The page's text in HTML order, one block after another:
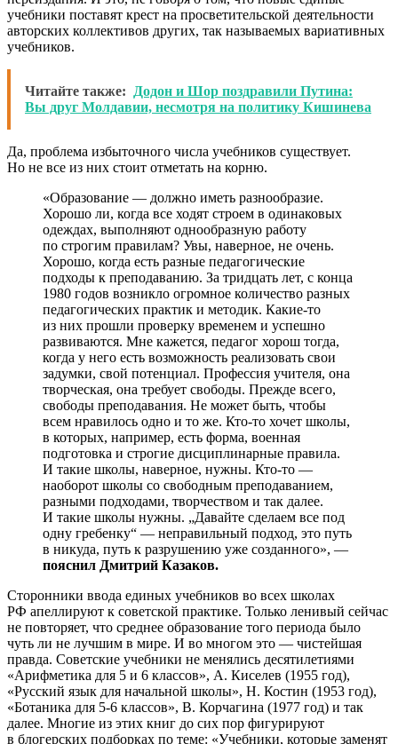
учебники поставят крест на просветительской деятельности
авторских коллективов других, так называемых вариативных
учебников.
Читайте также: Додон и Шор поздравили Путина:
Вы друг Молдавии, несмотря на политику Кишинева
Да, проблема избыточного числа учебников существует.
Но не все из них стоит отметать на корню.
«Образование — должно иметь разнообразие.
Хорошо ли, когда все ходят строем в одинаковых
одеждах, выполняют однообразную работу
по строгим правилам? Увы, наверное, не очень.
Хорошо, когда есть разные педагогические
подходы к преподаванию. За тридцать лет, с конца
1980 годов возникло огромное количество разных
педагогических практик и методик. Какие-то
из них прошли проверку временем и успешно
развиваются. Мне кажется, педагог хорош тогда,
когда у него есть возможность реализовать свои
задумки, свой потенциал. Профессия учителя, она
творческая, она требует свободы. Прежде всего,
свободы преподавания. Не может быть, чтобы
всем нравилось одно и то же. Кто-то хочет школы,
в которых, например, есть форма, военная
подготовка и строгие дисциплинарные правила.
И такие школы, наверное, нужны. Кто-то —
наоборот школы со свободным преподаванием,
разными подходами, творчеством и так далее.
И такие школы нужны. „Давайте сделаем все под
одну гребенку“ — неправильный подход, это путь
в никуда, путь к разрушению уже созданного», —
пояснил Дмитрий Казаков.
Сторонники ввода единых учебников во всех школах
РФ апеллируют к советской практике. Только ленивый сейчас
не повторяет, что среднее образование того периода было
чуть ли не лучшим в мире. И во многом это — чистейшая
правда. Советские учебники не менялись десятилетиями
«Арифметика для 5 и 6 классов», А. Киселев (1955 год),
«Русский язык для начальной школы», Н. Костин (1953 год),
«Ботаника для 5-6 классов», В. Корчагина (1977 год) и так
далее. Многие из этих книг до сих пор фигурируют
в блогерских подборках по теме: «Учебники, которые заменят